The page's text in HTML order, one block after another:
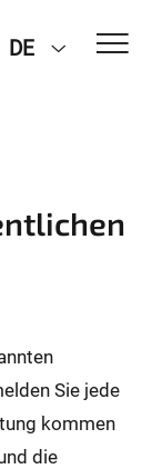
DE
Sie jede
kommen
die